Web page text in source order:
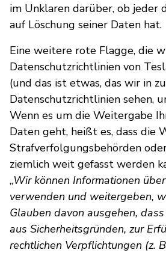
im Unklaren darüber, ob jeder
auf Löschung seiner Daten hat.
Eine weitere rote Flagge, die
Datenschutzrichtlinien von
(und das ist etwas, das wir in
Datenschutzrichtlinien sehen,
Wenn es um die Weitergabe
Daten geht, heißt es, dass die
Strafverfolgungsbehörden
ziemlich weit gefasst werden
„Wir können Informationen
verwenden und weitergeben,
Glauben davon ausgehen,
aus Sicherheitsgründen, zur
rechtlichen Verpflichtungen (z.